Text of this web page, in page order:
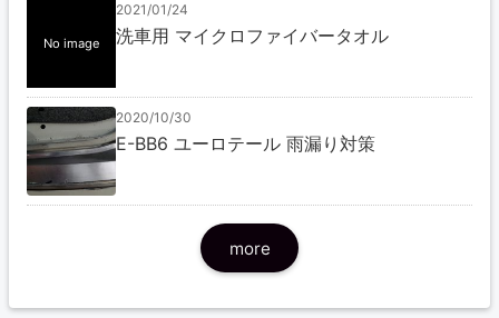
No image
2021/01/24
洗車用 マイクロファイバータオル
2020/10/30
E-BB6 ユーロテール 雨漏り対策
more